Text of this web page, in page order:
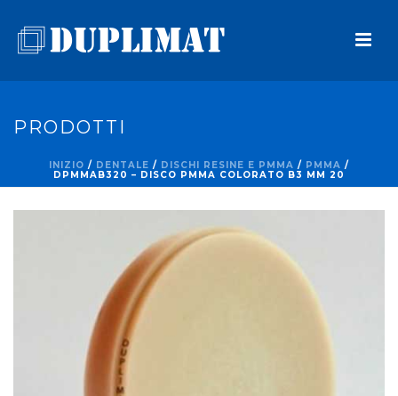
PRODOTTI
INIZIO / DENTALE / DISCHI RESINE E PMMA / PMMA /
DPMMAB320 – DISCO PMMA COLORATO B3 MM 20